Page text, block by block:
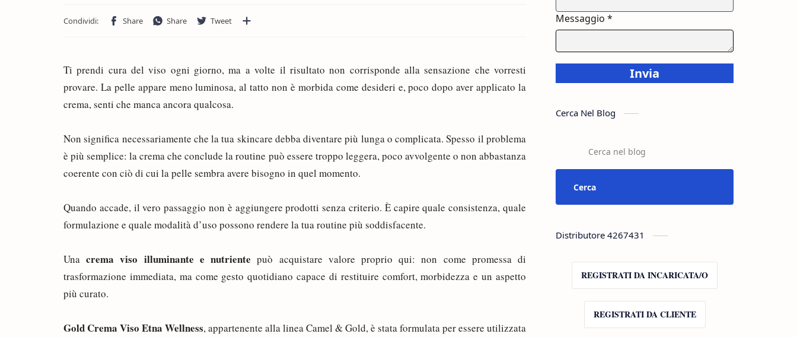
Ti prendi cura del viso ogni giorno, ma a volte il risultato non corrisponde alla sensazione che vorresti
provare. La pelle appare meno luminosa, al tatto non è morbida come desideri e, poco dopo aver applicato la
crema, senti che manca ancora qualcosa.
Non significa necessariamente che la tua skincare debba diventare più lunga o complicata. Spesso il problema
è più semplice: la crema che conclude la routine può essere troppo leggera, poco avvolgente o non abbastanza
coerente con ciò di cui la pelle sembra avere bisogno in quel momento.
Quando accade, il vero passaggio non è aggiungere prodotti senza criterio. È capire quale consistenza, quale
formulazione e quale modalità d’uso possono rendere la tua routine più soddisfacente.
Unacrema viso illuminante e nutriente può acquistare valore proprio qui: non come promessa di
trasformazione immediata, ma come gesto quotidiano capace di restituire comfort, morbidezza e un aspetto
più curato.
Gold Crema Viso Etna Wellness, appartenente alla linea Camel & Gold, è stata formulata per essere utilizzata
Messaggio *
Invia
Cerca Nel Blog
Distributore 4267431
REGISTRATI DA INCARICATA/O
REGISTRATI DA CLIENTE